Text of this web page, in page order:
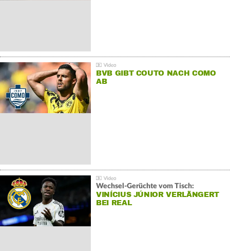
BVB GIBT COUTO NACH COMO
AB
Wechsel-Gerüchte vom Tisch:
VINÍCIUS JÚNIOR VERLÄNGERT
BEI REAL